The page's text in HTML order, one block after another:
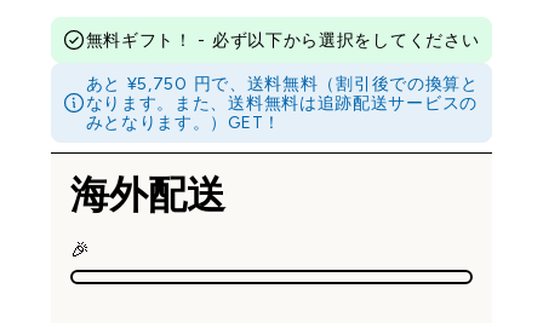
無料ギフト！ - 必ず以下から選択をしてください
あと ¥5,750 円で、送料無料（割引後での換算と
なります。また、送料無料は追跡配送サービスの
みとなります。）GET！
海外配送
🎉